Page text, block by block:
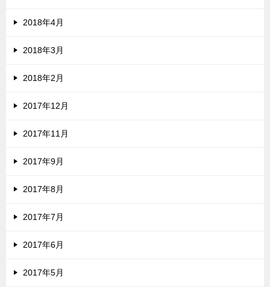
2018年4月
2018年3月
2018年2月
2017年12月
2017年11月
2017年9月
2017年8月
2017年7月
2017年6月
2017年5月